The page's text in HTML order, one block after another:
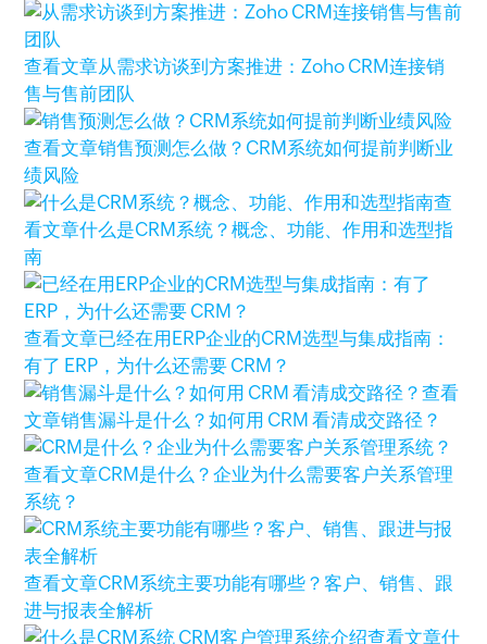
查看文章从需求访谈到方案推进：Zoho CRM连接销
售与售前团队
查看文章销售预测怎么做？CRM系统如何提前判断业
绩风险
查
看文章什么是CRM系统？概念、功能、作用和选型指
南
查看文章已经在用ERP企业的CRM选型与集成指南：
有了 ERP，为什么还需要 CRM？
查看
文章销售漏斗是什么？如何用 CRM 看清成交路径？
查看文章CRM是什么？企业为什么需要客户关系管理
系统？
查看文章CRM系统主要功能有哪些？客户、销售、跟
进与报表全解析
查看文章什